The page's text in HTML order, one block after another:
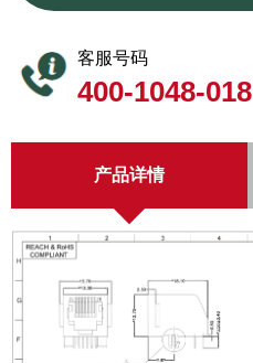
客服号码
400-1048-018
产品详情